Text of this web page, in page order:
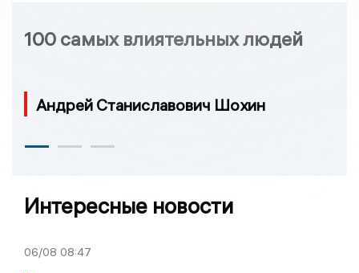
100 самых влиятельных людей
Андрей Станиславович Шохин
Интересные новости
06/08 08:47